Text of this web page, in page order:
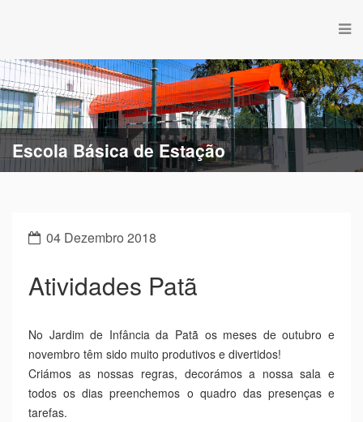
Escola Básica de Mãe Soberana
04 Dezembro 2018
Atividades Patã
No Jardim de Infância da Patã os meses de outubro e
novembro têm sido muito produtivos e divertidos!
Criámos as nossas regras, decorámos a nossa sala e
todos os dias preenchemos o quadro das presenças e
tarefas.